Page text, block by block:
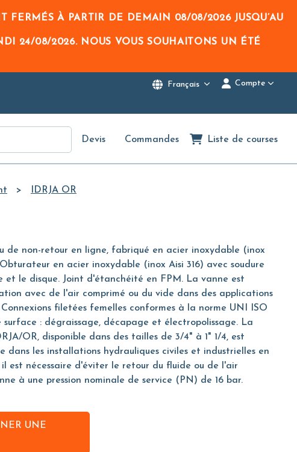
FERMÉS À PARTIR DE DEMAIN 08/08/2026JUSQU’AU
24/08/2026. NOUS VOUS SOUHAITONS UN ÉTÉ
Français Compte
Devis Commandes Liste de courses
IDRJA OR
de non-retour en ligne, fabriqué en acier inoxydable (inox
Obturateur en acier inoxydable (inox Aisi 316) avec soudure
et le disque. Joint d'étanchéité en FPM. La vanne est
avec de l'air comprimé ou du vide dans des applications
filetées femelles conformes à la norme UNI ISO
surface : dégraissage, décapage et électropolissage. La
OR, disponible dans des tailles de 3/4" à 1" 1/4, est
dans les installations hydrauliques civiles et industrielles en
est nécessaire d'éviter le retour du fluide ou de l'air
à une pression nominale de service (PN) de 16 bar.
UNE